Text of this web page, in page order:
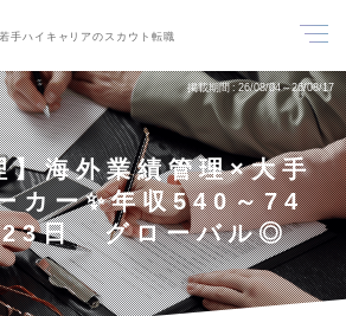
若手ハイキャリアのスカウト転職
掲載期間 26/08/04～26/08/17
】海外業績管理×大手
カー✨年収540～74
日 グローバル◎